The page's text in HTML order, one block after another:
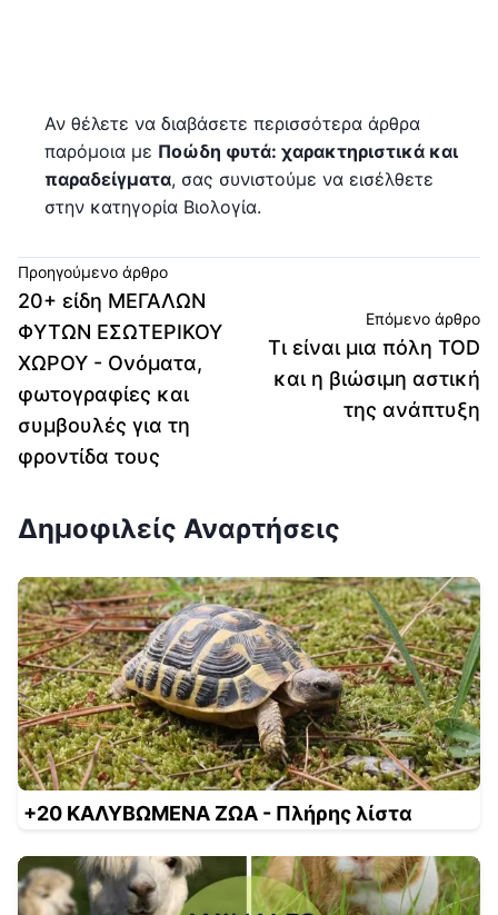
Αν θέλετε να διαβάσετε περισσότερα άρθρα
παρόμοια με Ποώδη φυτά: χαρακτηριστικά και
παραδείγματα, σας συνιστούμε να εισέλθετε
στην κατηγορία Βιολογία.
Προηγούμενο άρθρο
20+ είδη ΜΕΓΑΛΩΝ
ΦΥΤΩΝ ΕΣΩΤΕΡΙΚΟΥ
ΧΩΡΟΥ - Ονόματα,
φωτογραφίες και
συμβουλές για τη
φροντίδα τους
Επόμενο άρθρο
Τι είναι μια πόλη TOD
και η βιώσιμη αστική
της ανάπτυξη
Δημοφιλείς Αναρτήσεις
+20 ΚΑΛΥΒΩΜΕΝΑ ΖΩΑ - Πλήρης λίστα